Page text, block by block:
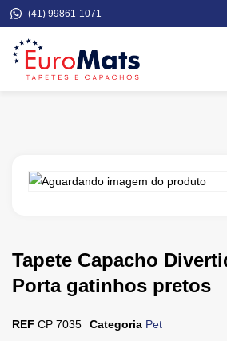
(41) 99861-1071
Tapete Capacho
Porta gatinhos pretos
REF CP 7035 Categoria Pet